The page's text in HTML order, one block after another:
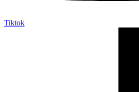
Tiktok